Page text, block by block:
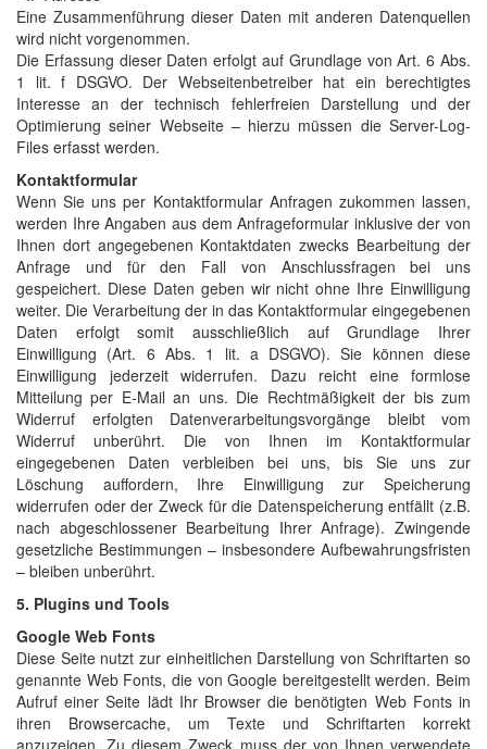
Eine Zusammenführung dieser Daten mit anderen Datenquellen
wird nicht vorgenommen.
Die Erfassung dieser Daten erfolgt auf Grundlage von Art. 6 Abs.
1 lit. f DSGVO. Der Webseitenbetreiber hat ein berechtigtes
Interesse an der technisch fehlerfreien Darstellung und der
Optimierung seiner Webseite – hierzu müssen die Server-Log-
Files erfasst werden.
Kontaktformular
Wenn Sie uns per Kontaktformular Anfragen zukommen lassen,
werden Ihre Angaben aus dem Anfrageformular inklusive der von
Ihnen dort angegebenen Kontaktdaten zwecks Bearbeitung der
Anfrage und für den Fall von Anschlussfragen bei uns
gespeichert. Diese Daten geben wir nicht ohne Ihre Einwilligung
weiter. Die Verarbeitung der in das Kontaktformular eingegebenen
Daten erfolgt somit ausschließlich auf Grundlage Ihrer
Einwilligung (Art. 6 Abs. 1 lit. a DSGVO). Sie können diese
Einwilligung jederzeit widerrufen. Dazu reicht eine formlose
Mitteilung per E-Mail an uns. Die Rechtmäßigkeit der bis zum
Widerruf erfolgten Datenverarbeitungsvorgänge bleibt vom
Widerruf unberührt. Die von Ihnen im Kontaktformular
eingegebenen Daten verbleiben bei uns, bis Sie uns zur
Löschung auffordern, Ihre Einwilligung zur Speicherung
widerrufen oder der Zweck für die Datenspeicherung entfällt (z.B.
nach abgeschlossener Bearbeitung Ihrer Anfrage). Zwingende
gesetzliche Bestimmungen – insbesondere Aufbewahrungsfristen
– bleiben unberührt.
5. Plugins und Tools
Google Web Fonts
Diese Seite nutzt zur einheitlichen Darstellung von Schriftarten so
genannte Web Fonts, die von Google bereitgestellt werden. Beim
Aufruf einer Seite lädt Ihr Browser die benötigten Web Fonts in
ihren Browsercache, um Texte und Schriftarten korrekt
anzuzeigen. Zu diesem Zweck muss der von Ihnen verwendete